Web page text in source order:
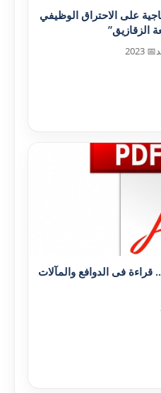
على الاحتراق الوظيفي
الزقازيق”
📅 2023
قراءة فى الدوافع والمآلات